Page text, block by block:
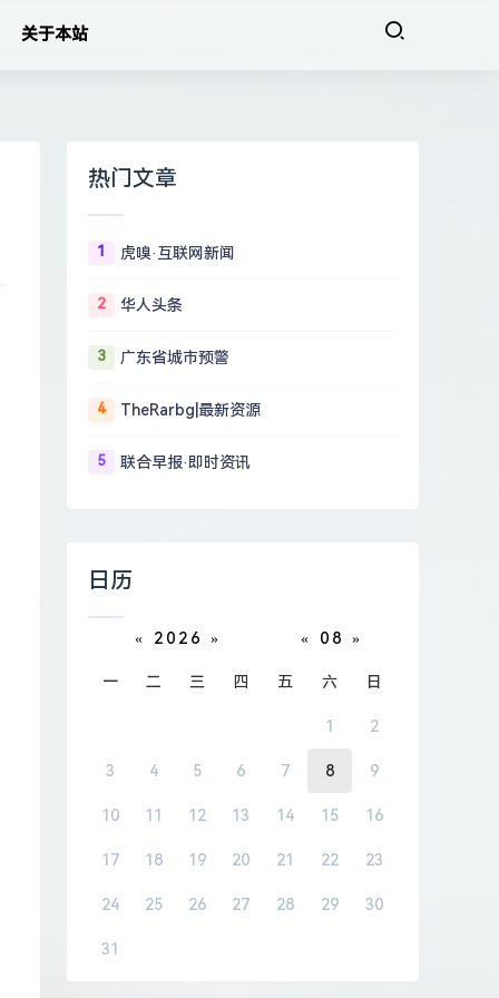
关于本站
热门文章
1 虎嗅·互联网新闻
2 华人头条
3 广东省城市预警
4 TheRarbg|最新资源
5 联合早报·即时资讯
日历
« 2026 » « 08 »
一 二 三 四 五 六 日
1 2
3 4 5 6 7 8 9
10 11 12 13 14 15 16
17 18 19 20 21 22 23
24 25 26 27 28 29 30
31